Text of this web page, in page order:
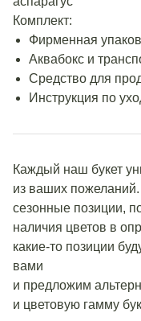
Комплект:
Фирменная
Аквабокс и
Средство для
Инструкция по
Каждый наш букет
из ваших пожеланий.
сезонные позиции,
наличия цветов в
какие-то позиции
вами
и предложим
и цветовую гамму